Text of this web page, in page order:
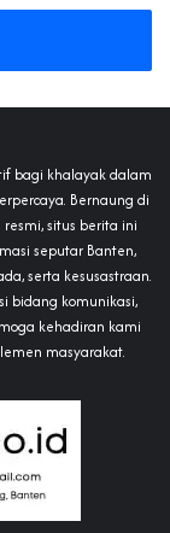
bagi khalayak dalam
Bernaung di
situs berita ini
seputar Banten,
serta kesusastraan.
bidang komunikasi,
kehadiran kami
masyarakat.